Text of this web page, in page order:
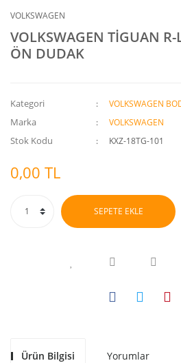
VOLKSWAGEN
VOLKSWAGEN TİGUAN
ÖN DUDAK
Kategori VOLKSWAGEN
Marka VOLKSWAGEN
Stok Kodu KXZ-18TG-101
0,00 TL
SEPETE EKLE
Ürün Bilgisi Yorumlar